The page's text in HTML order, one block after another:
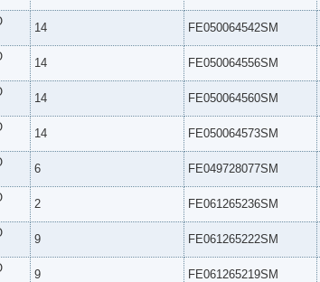
14 FE050064542SM
14 FE050064556SM
14 FE050064560SM
14 FE050064573SM
6 FE049728077SM
2 FE061265236SM
9 FE061265222SM
9 FE061265219SM